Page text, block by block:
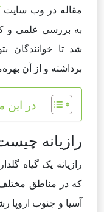
مقاله در وب سایت
به بررسی علمی و
شد تا خوانندگان
برداشته و از آن
در
رازیانه
که در مناطق
آسیا و جنوب اروپا